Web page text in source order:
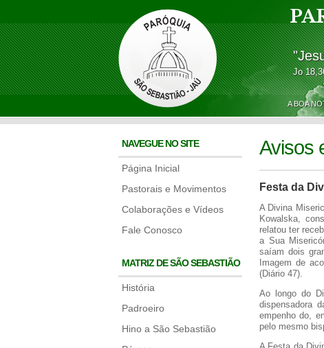
Jo
A BOA
NAVEGUE NO SITE
Página Inicial
Pastorais e Movimentos
Colaborações e Vídeos
Fale Conosco
MATRIZ DE SÃO SEBASTIÃO
História
Padroeiro
Hino a São Sebastião
Avisos
Festa da
A Divina
Kowalska,
relatou ter
a Sua
saíam dois
Imagem de
(Diário 47).
Ao longo do
dispensadora
empenho do,
pelo mesmo